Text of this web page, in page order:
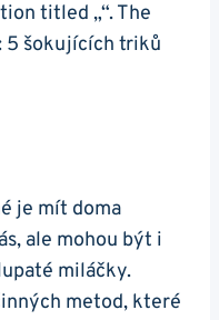
titled „“. The
5 šokujících triků
je mít doma
ale mohou být i
miláčky.
metod, které